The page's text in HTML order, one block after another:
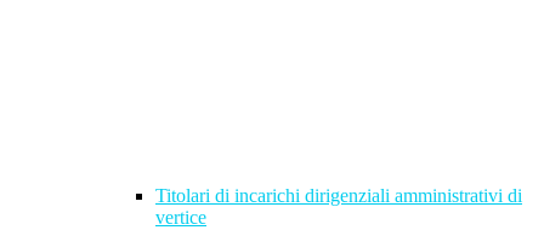
Titolari di incarichi dirigenziali amministrativi di
vertice